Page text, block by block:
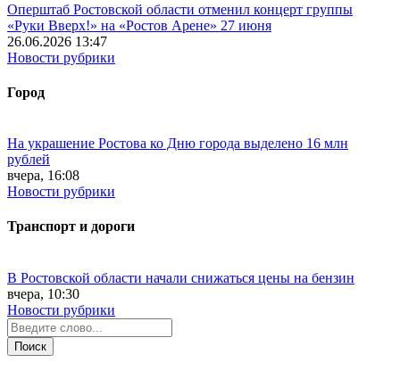
Оперштаб Ростовской области отменил концерт группы
«Руки Вверх!» на «Ростов Арене» 27 июня
26.06.2026 13:47
Новости рубрики
Город
На украшение Ростова ко Дню города выделено 16 млн
рублей
вчера, 16:08
Новости рубрики
Транспорт и дороги
В Ростовской области начали снижаться цены на бензин
вчера, 10:30
Новости рубрики